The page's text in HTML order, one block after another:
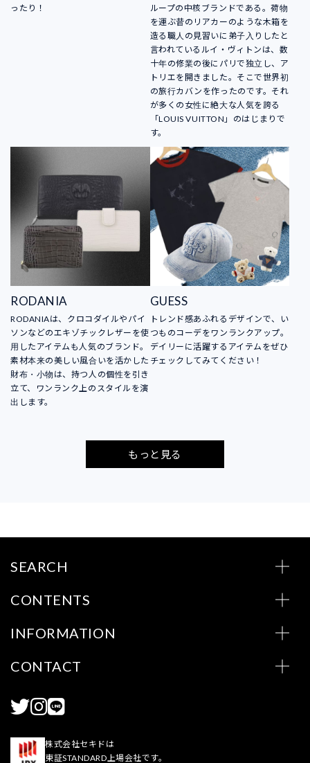
ったり！
ループの中核ブランドである。荷物
を運ぶ昔のリアカーのような木箱を
造る職人の見習いに弟子入りしたと
言われているルイ・ヴィトンは、数
十年の修業の後にパリで独立し、ア
トリエを開きました。そこで世界初
の旅行カバンを作ったのです。それ
が多くの女性に絶大な人気を誇る
「LOUIS VUITTON」のはじまりで
す。
RODANIA
RODANIAは、クロコダイルやパイ
ソンなどのエキゾチックレザーを使
用したアイテムも人気のブランド。
素材本来の美しい風合いを活かした
財布・小物は、持つ人の個性を引き
立て、ワンランク上のスタイルを演
出します。
GUESS
トレンド感あふれるデザインで、い
つものコーデをワンランクアップ。
デイリーに活躍するアイテムをぜひ
チェックしてみてください！
もっと見る
SEARCH
CONTENTS
INFORMATION
CONTACT
株式会社セキドは
東証STANDARD上場会社です。